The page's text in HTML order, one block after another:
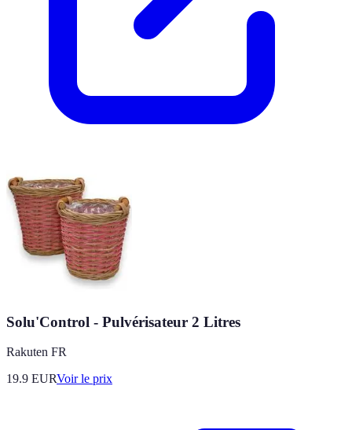
Solu'Control - Pulvérisateur 2 Litres
Rakuten FR
19.9 EURVoir le prix